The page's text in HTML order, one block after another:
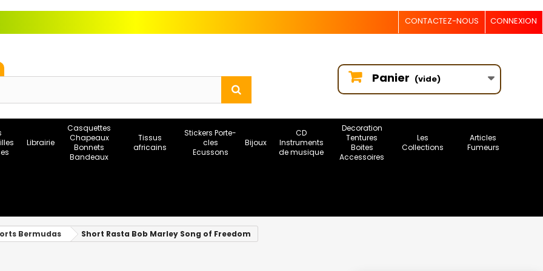
CONNEXION
CONTACTEZ-NOUS
Panier (vide)
Librairie
Casquettes
Chapeaux
Bonnets
Bandeaux
Tissus
africains
Stickers Porte-
cles
Ecussons
Bijoux
CD
Instruments
de musique
Decoration
Tentures
Boites
Accessoires
Les
Collections
Articles
Fumeurs
Bermudas Short Rasta Bob Marley Song of Freedom